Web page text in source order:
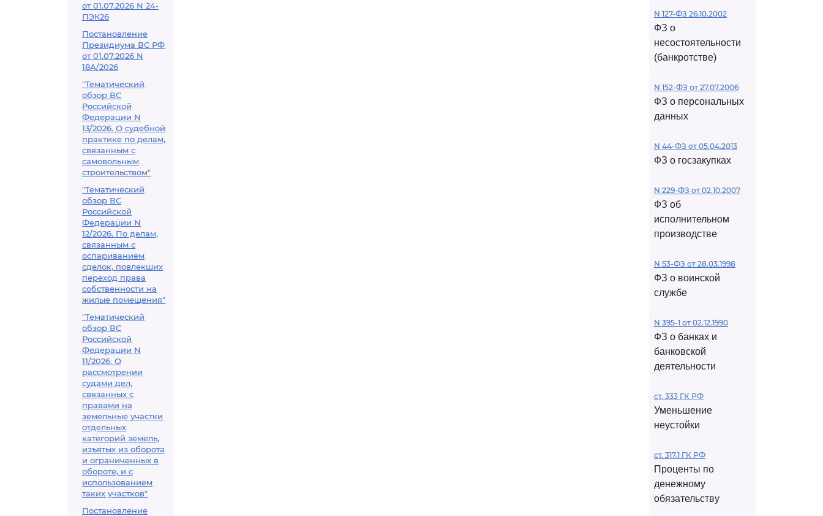
от 01.07.2026 N 24-
ПЭК26
Постановление
Президиума ВС РФ
от 01.07.2026 N
18А/2026
"Тематический
обзор ВС
Российской
Федерации N
13/2026. О судебной
практике по делам,
связанным с
самовольным
строительством"
"Тематический
обзор ВС
Российской
Федерации N
12/2026. По делам,
связанным с
оспариванием
сделок, повлекших
переход права
собственности на
жилые помещения"
"Тематический
обзор ВС
Российской
Федерации N
11/2026. О
рассмотрении
судами дел,
связанных с
правами на
земельные участки
отдельных
категорий земель,
изъятых из оборота
и ограниченных в
обороте, и с
использованием
таких участков"
Постановление
N 127-ФЗ 26.10.2002
ФЗ о
несостоятельности
(банкротстве)
N 152-ФЗ от 27.07.2006
ФЗ о персональных
данных
N 44-ФЗ от 05.04.2013
ФЗ о госзакупках
N 229-ФЗ от 02.10.2007
ФЗ об
исполнительном
производстве
N 53-ФЗ от 28.03.1998
ФЗ о воинской
службе
N 395-1 от 02.12.1990
ФЗ о банках и
банковской
деятельности
ст. 333 ГК РФ
Уменьшение
неустойки
ст. 317.1 ГК РФ
Проценты по
денежному
обязательству